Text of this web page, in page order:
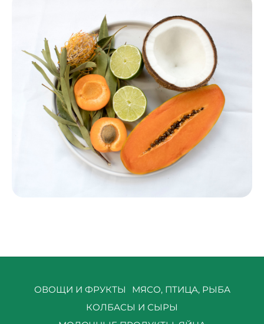
ОВОЩИ И ФРУКТЫ
МЯСО, ПТИЦА, РЫБА
КОЛБАСЫ И СЫРЫ